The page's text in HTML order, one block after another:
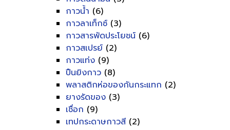
กาวน้ำ (6)
กาวลาเท็กซ์ (3)
กาวสารพัดประโยชน์ (6)
กาวสเปรย์ (2)
กาวแท่ง (9)
ปืนยิงกาว (8)
พลาสติกห่อของกันกระแทก (2)
ยางรัดของ (3)
เชื่อก (9)
เทปกระดาษกาวสี (2)